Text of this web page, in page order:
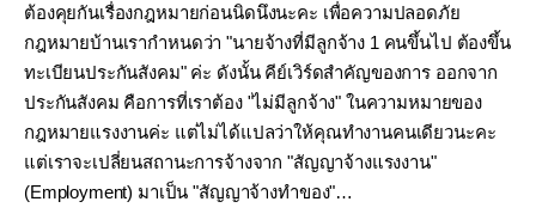
ต้องคุยกันเรื่องกฎหมายก่อนนิดนึงนะคะ เพื่อความปลอดภัย
กฎหมายบ้านเรากำหนดว่า "นายจ้างที่มีลูกจ้าง 1 คนขึ้นไป ต้องขึ้น
ทะเบียนประกันสังคม" ค่ะ ดังนั้น คีย์เวิร์ดสำคัญของการ ออกจาก
ประกันสังคม คือการที่เราต้อง "ไม่มีลูกจ้าง" ในความหมายของ
กฎหมายแรงงานค่ะ แต่ไม่ได้แปลว่าให้คุณทำงานคนเดียวนะคะ
แต่เราจะเปลี่ยนสถานะการจ้างจาก "สัญญาจ้างแรงงาน"
(Employment) มาเป็น "สัญญาจ้างทำของ"…